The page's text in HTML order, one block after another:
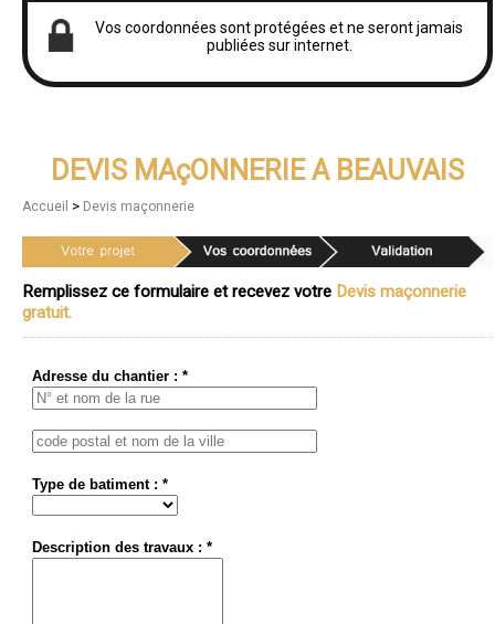
Vos coordonnées sont protégées et ne seront jamais
publiées sur internet.
DEVIS MAçONNERIE A BEAUVAIS
Accueil > Devis maçonnerie
Remplissez ce formulaire et recevez votre Devis maçonnerie
gratuit.
Adresse du chantier : *
Type de batiment : *
Description des travaux : *